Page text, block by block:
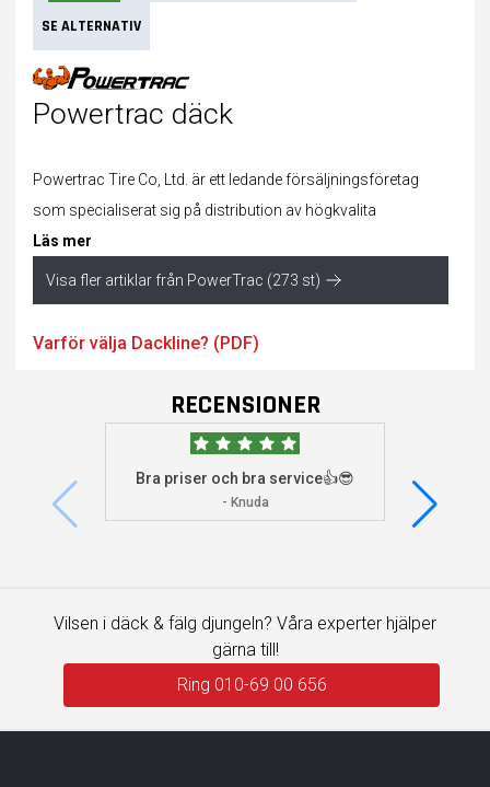
SE ALTERNATIV
Powertrac däck
Powertrac Tire Co, Ltd. är ett ledande försäljningsföretag
som specialiserat sig på distribution av högkvalita
Läs mer
Visa fler artiklar från PowerTrac (273 st)
Varför välja Dackline? (PDF)
RECENSIONER
Bra priser och bra service👍😎
- Knuda
Vilsen i däck & fälg djungeln? Våra experter hjälper
gärna till!
Ring 010-69 00 656